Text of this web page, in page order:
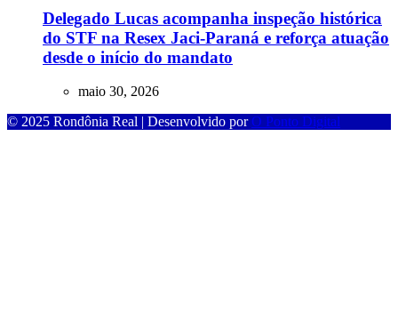
Delegado Lucas acompanha inspeção histórica
do STF na Resex Jaci-Paraná e reforça atuação
desde o início do mandato
maio 30, 2026
© 2025 Rondônia Real | Desenvolvido por O Ponto Digital